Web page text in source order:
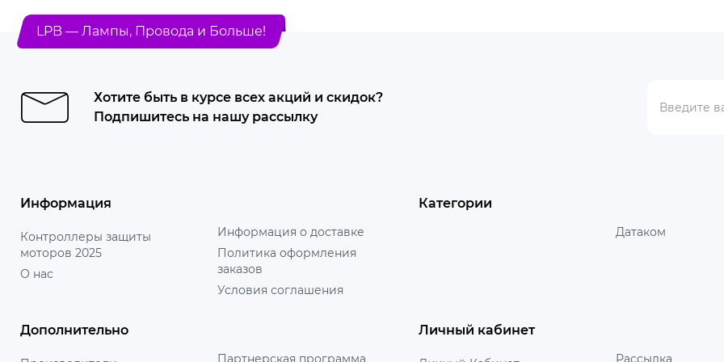
LPB — Лампы, Провода и Больше!
Хотите быть в курсе всех акций и скидок?
Подпишитесь на нашу рассылку
Информация
Контроллеры защиты
моторов 2025
О нас
Информация о доставке
Политика оформления
заказов
Условия соглашения
Категории
Датаком
Дополнительно
Партнерская программа
Личный кабинет
Рассылка